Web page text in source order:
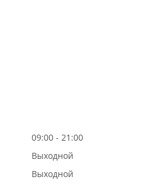
09:00 - 21:00
Выходной
Выходной